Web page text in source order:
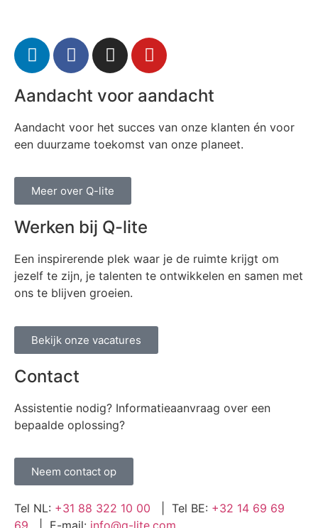
Aandacht voor aandacht
Aandacht voor het succes van onze klanten én voor
een duurzame toekomst van onze planeet.
Meer over Q-lite
Werken bij Q-lite
Een inspirerende plek waar je de ruimte krijgt om
jezelf te zijn, je talenten te ontwikkelen en samen met
ons te blijven groeien.
Bekijk onze vacatures
Contact
Assistentie nodig? Informatieaanvraag over een
bepaalde oplossing?
Neem contact op
Tel NL: +31 88 322 10 00 | Tel BE: +32 14 69 69